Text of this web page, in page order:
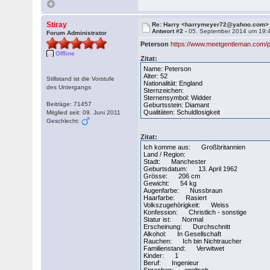
Stiray
Forum Administrator
Offline
Stillstand ist die Vorstufe
des Untergangs
Beiträge: 71457
Mitglied seit: 09. Juni 2011
Geschlecht:
Re: Harry <harrymeyer72@yahoo.com>
Antwort #2 -05. September 2014 um
Peterson https://www.meetgentleman.com/
Zitat:
Name: Peterson
Alter: 52
Nationalität: England
Sternzeichen:
Sternensymbol: Widder
Geburtsstein: Diamant
Qualitäten: Schuldlosigkeit
Zitat:
Ich komme aus: Großbritannien
Land / Region:
Stadt: Manchester
Geburtsdatum: 13. April 1962
Grösse: 206 cm
Gewicht: 54 kg
Augenfarbe: Nussbraun
Haarfarbe: Rasiert
Volkszugehörigkeit: Weiss
Konfession: Christlich - sonstige
Statur ist: Normal
Erscheinung: Durchschnitt
Alkohol: In Gesellschaft
Rauchen: Ich bin Nichtraucher
Familienstand: Verwitwet
Kinder: 1
Beruf: Ingenieur